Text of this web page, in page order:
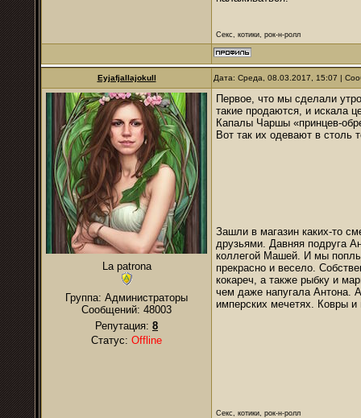
Секс, котики, рок-н-ролл
Eyjafjallajokull Дата: Среда, 08.03.2017, 15:07 |
La patrona
Группа: Администраторы
Сообщений: 48003
Репутация: 8
Статус: Offline
Первое, что мы сделали
такие продаются, и искала
Капалы Чаршы «принцев-
Вот так их одевают в столь
Зашли в магазин каких-то
друзьями. Давняя подруга
коллегой Машей. И мы
прекрасно и весело.
кокареч, а также рыбку и
чем даже напугала Антона.
имперских мечетях. Ковры
Секс, котики, рок-н-ролл